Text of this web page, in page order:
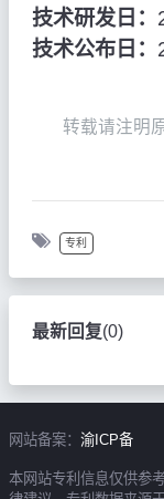
技术研发日：
技术公布日：
转载请注明
专利
最新回复(0)
网站备案： 渝ICP备
本网站专利信息仅供参